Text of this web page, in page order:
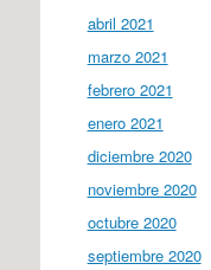
abril 2021
marzo 2021
febrero 2021
enero 2021
diciembre 2020
noviembre 2020
octubre 2020
septiembre 2020